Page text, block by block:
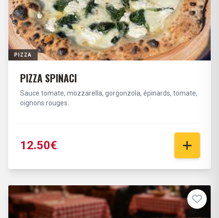
PIZZA
PIZZA SPINACI
Sauce tomate, mozzarella, gorgonzola, épinards, tomate,
oignons rouges.
12.50€